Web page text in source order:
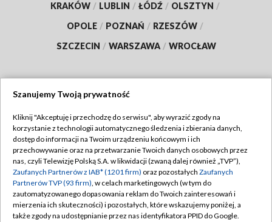
KRAKÓW / LUBLIN / ŁÓDŹ / OLSZTYN /
OPOLE / POZNAŃ / RZESZÓW /
SZCZECIN / WARSZAWA / WROCŁAW
TVP
Abonament TVP
Emisja w TVP
Centrum informacji TVP
Naziemna Telewizja Cyfrowa
Regulamin TVP
Polityka prywatności
Moje zgody
Pomoc
Szanujemy Twoją prywatność
Kliknij "Akceptuję i przechodzę do serwisu", aby wyrazić zgody na
korzystanie z technologii automatycznego śledzenia i zbierania danych,
dostęp do informacji na Twoim urządzeniu końcowym i ich
przechowywanie oraz na przetwarzanie Twoich danych osobowych przez
nas, czyli Telewizję Polską S.A. w likwidacji (zwaną dalej również „TVP”),
Zaufanych Partnerów z IAB* (1201 firm) oraz pozostałych Zaufanych
Partnerów TVP (93 firm), w celach marketingowych (w tym do
zautomatyzowanego dopasowania reklam do Twoich zainteresowań i
mierzenia ich skuteczności) i pozostałych, które wskazujemy poniżej, a
także zgody na udostępnianie przez nas identyfikatora PPID do Google.